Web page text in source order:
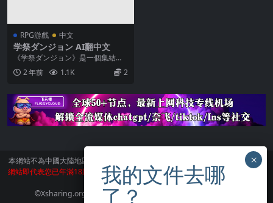
RPG游戲 中文
学祭ダンジョン AI翻中文
《学祭ダンジョン》是一個集結了
奇幻、角色扮演、逃脫和後宮元素
於一體的遊戲。在這款...
2 年前 1.1K 2
本網站不為中國大陸地區的用戶提供服務。
訪問本網站請遵守當地法律。訪問本
網站即代表您已年滿18周歲。本站所有作品版權歸著作人所有，僅供學習交流使
用，請在24小時内刪除。
©Xsharing.org CopyRight 1999-2024 . All Rights Reserved.